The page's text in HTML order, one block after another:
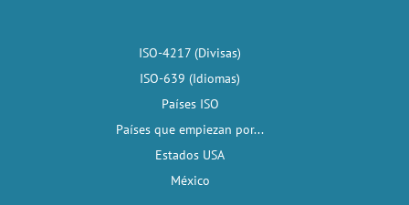
ISO-4217 (Divisas)
ISO-639 (Idiomas)
Países ISO
Países que empiezan por...
Estados USA
México